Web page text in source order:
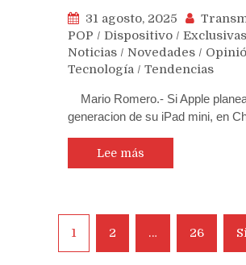
31 agosto, 2025
POP / Dispositivo / Exclusivas
Noticias / Novedades /
Tecnología / Tendencias
Mario Romero.- Si Apple
generacion de su iPad mini, en
Lee más
Navegación
de
1 2 … 26